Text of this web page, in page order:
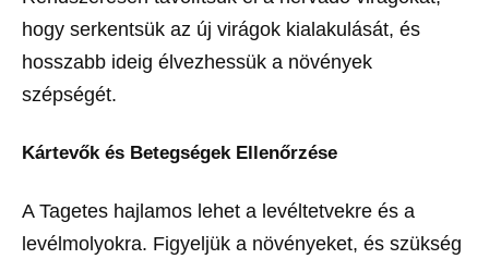
hogy serkentsük az új virágok kialakulását, és
hosszabb ideig élvezhessük a növények
szépségét.
Kártevők és Betegségek Ellenőrzése
A Tagetes hajlamos lehet a levéltetvekre és a
levélmolyokra. Figyeljük a növényeket, és szükség